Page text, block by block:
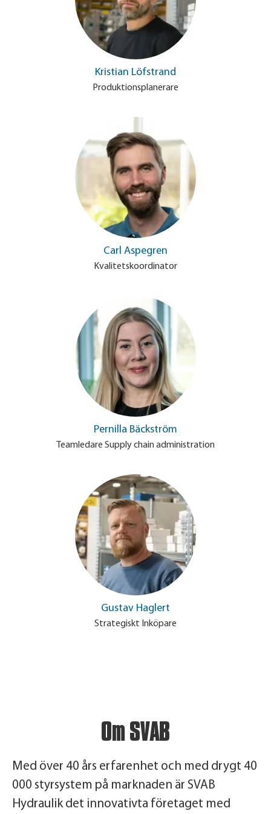
Kristian Löfstrand
Produktionsplanerare
Carl Aspegren
Kvalitetskoordinator
Pernilla Bäckström
Teamledare Supply chain administration
Gustav Haglert
Strategiskt Inköpare
Om SVAB
Med över 40 års erfarenhet och med drygt 40
000 styrsystem på marknaden är SVAB
Hydraulik det innovativta företaget med